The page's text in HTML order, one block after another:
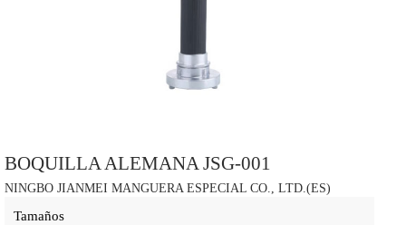
BOQUILLA ALEMANA JSG-001
NINGBO JIANMEI MANGUERA ESPECIAL CO., LTD.(ES)
Tamaños